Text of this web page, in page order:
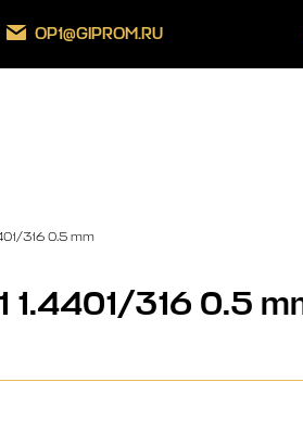
OP1@GIPROM.RU
316 0.5 mm
1.4401/316 0.5